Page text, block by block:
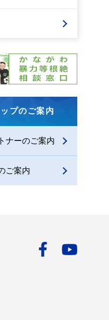
プのご案内
ナーのご案内
ご案内